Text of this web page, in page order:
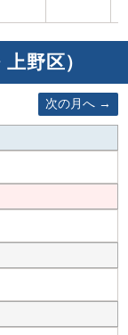
野区）
次の月へ